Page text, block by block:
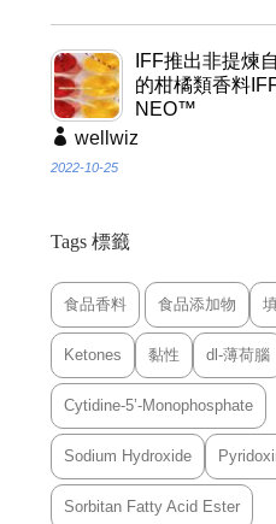
IFF推出非提煉
的柑橘類香料
NEO™
wellwiz
2022-10-25
Tags 標籤
食品香料 食品添加物
Ketones 黏性 dl-薄荷腦
Cytidine-5’-Monophosphate
Sodium Hydroxide
Sorbitan Fatty Acid Ester